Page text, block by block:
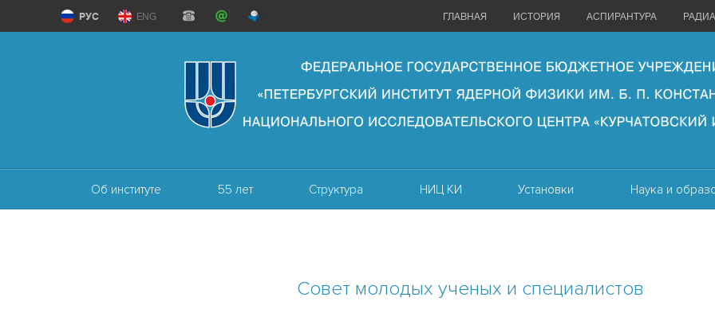
ГЛАВНАЯ ИСТОРИЯ АСПИРАНТУРА
РУС ENG
Об институте 55 лет Структура НИЦ КИ Установки Наука и
Совет молодых ученых и специалистов